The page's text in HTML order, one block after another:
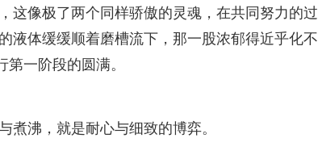
这像极了两个同样骄傲的灵魂，在共同努力的过
液体缓缓顺着磨槽流下，那一股浓郁得近乎化不
一阶段的圆满。
煮沸，就是耐心与细致的博弈。